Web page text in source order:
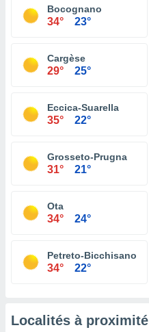
Bocognano
34° 23°
Cargèse
29° 25°
Eccica-Suarella
35° 22°
Grosseto-Prugna
31° 21°
Ota
34° 24°
Petreto-Bicchisano
34° 22°
Localités à proximité